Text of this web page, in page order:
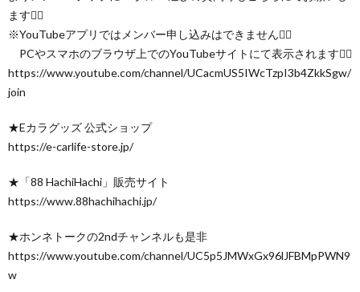
ます🙇‍♂️
※YouTubeアプリではメンバー申し込みはできません🙇‍♂️
PCやスマホのブラウザ上でのYouTubeサイトにて表示されます🙇‍♂️
https://www.youtube.com/channel/UCacmUS5IWcTzpI3b4ZkkSgw/
join
★Eカラグッズ 公式ショップ
https://e-carlife-store.jp/
★「88 HachiHachi」販売サイト
https://www.88hachihachi.jp/
★ホンネトークの2ndチャンネルも是非
https://www.youtube.com/channel/UC5p5JMWxGx96lJFBMpPWN9
w